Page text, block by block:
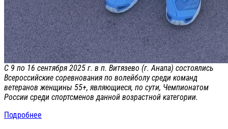
С 9 по 16 сентября 2025 г. в п. Витязево (г. Анапа) состоялись
Всероссийские соревнования по волейболу среди команд
ветеранов женщины 55+, являющиеся, по сути, Чемпионатом
России среди спортсменов данной возрастной категории.
Подробнее